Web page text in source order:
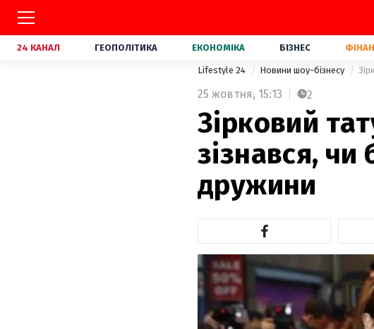
24 КАНАЛ ГЕОПОЛІТИКА ЕКОНОМІКА БІЗНЕС
Lifestyle 24 Новини шоу-бізнесу
25 жовтня, 15:13 2
Зірковий
зізнався, чи
дружини